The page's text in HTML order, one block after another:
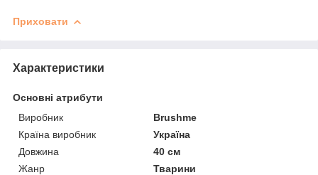
Приховати
Характеристики
Основні атрибути
Виробник
Brushme
Країна виробник
Україна
Довжина
40 см
Жанр
Тварини